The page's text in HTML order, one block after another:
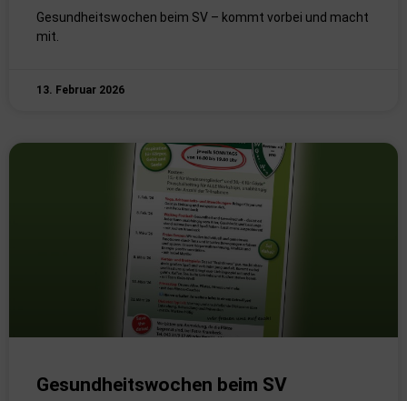
Gesundheitswochen beim SV – kommt vorbei und macht
mit.
13. Februar 2026
Gesundheitswochen beim SV